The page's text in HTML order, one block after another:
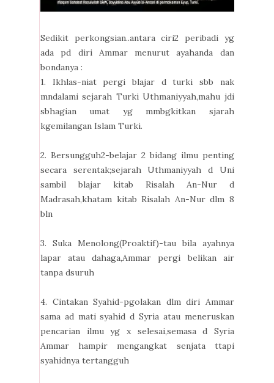
Sedikit perkongsian..antara ciri2 peribadi yg
ada pd diri Ammar menurut ayahanda dan
bondanya :
1. Ikhlas-niat pergi blajar d turki sbb nak
mndalami sejarah Turki Uthmaniyyah,mahu jdi
sbhagian umat yg mmbgkitkan sjarah
kgemilangan Islam Turki.
2. Bersungguh2-belajar 2 bidang ilmu penting
secara serentak;sejarah Uthmaniyyah d Uni
sambil blajar kitab Risalah An-Nur d
Madrasah,khatam kitab Risalah An-Nur dlm 8
bln
3. Suka Menolong(Proaktif)-tau bila ayahnya
lapar atau dahaga,Ammar pergi belikan air
tanpa dsuruh
4. Cintakan Syahid-pgolakan dlm diri Ammar
sama ad mati syahid d Syria atau meneruskan
pencarian ilmu yg x selesai,semasa d Syria
Ammar hampir mengangkat senjata ttapi
syahidnya tertangguh